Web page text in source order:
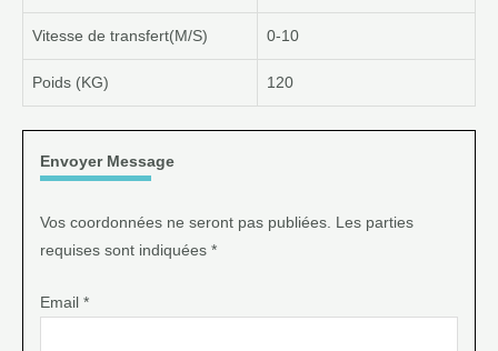
Vitesse de transfert(M/S) 0-10
Poids (KG) 120
Envoyer Message
Vos coordonnées ne seront pas publiées. Les parties
requises sont indiquées *
Email *